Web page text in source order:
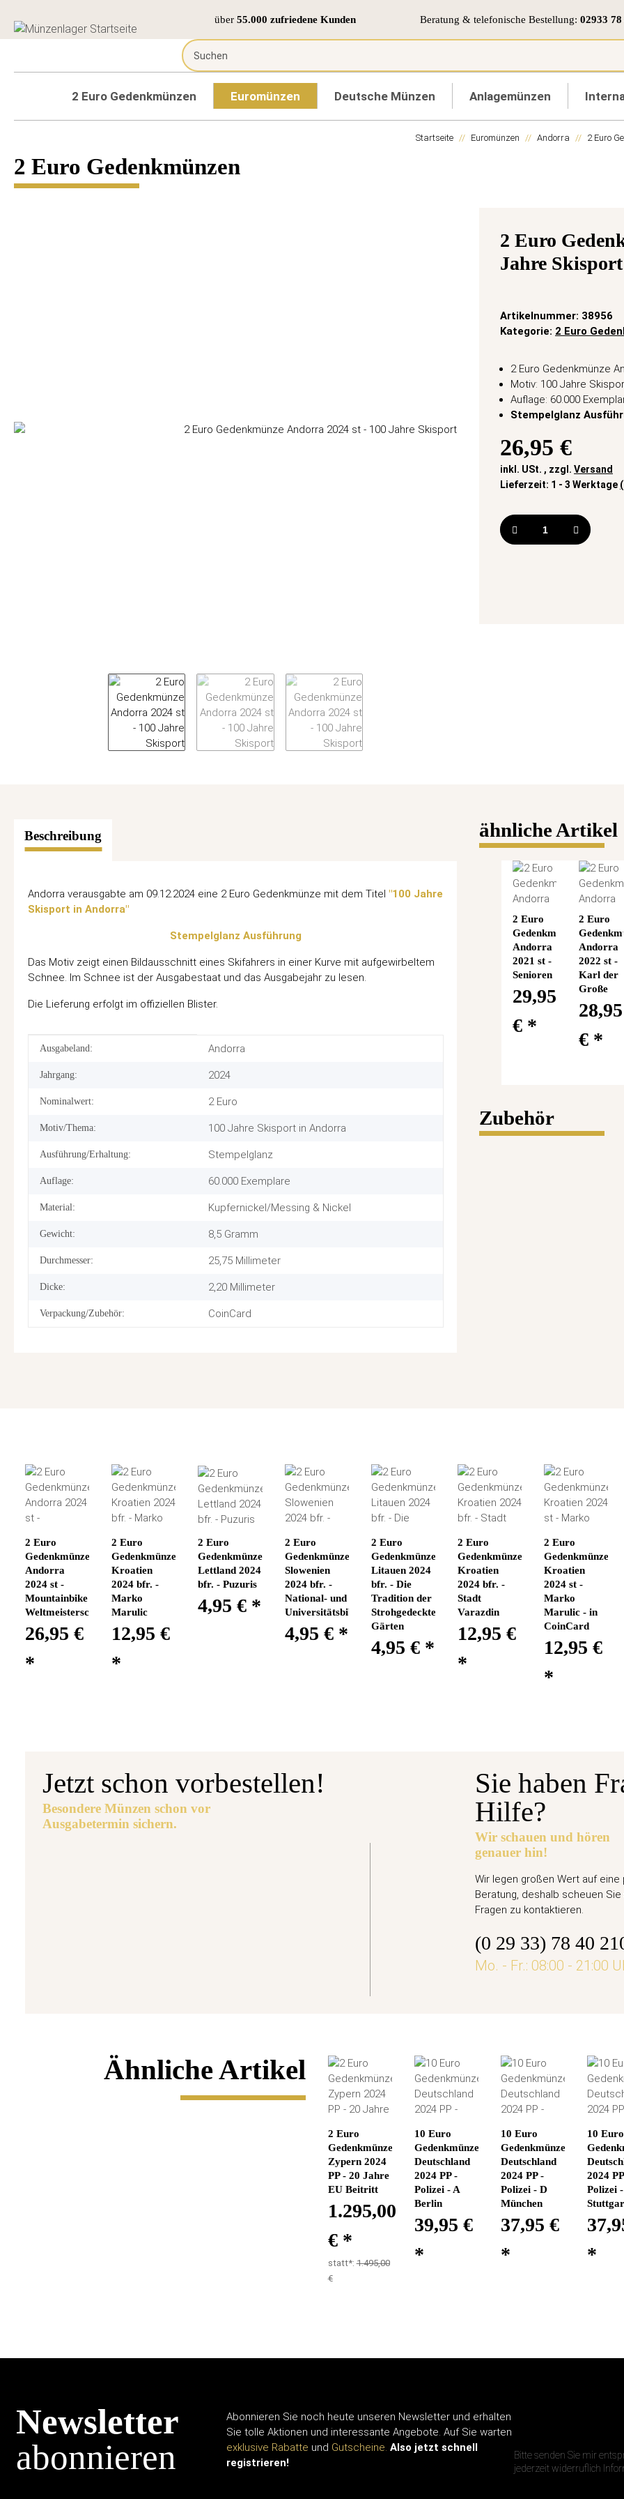
über 55.000 zufriedene Kunden Beratung & telefonische Bestellung: 02933 78
2 Euro Gedenkmünzen Euromünzen Deutsche Münzen Anlagemünzen
Startseite Euromünzen Andorra 2 Euro
2 Euro Gedenkmünzen
2 Euro
Jahre Skisport
Artikelnummer: 38956
Kategorie: 2 Euro
2 Euro Gedenkmünze
Motiv: 100 Jahre
Auflage: 60.000
Stempelglanz
26,95 €
inkl. USt. , zzgl. Versand
Lieferzeit: 1 - 3 Werktage
Beschreibung
Andorra verausgabte am 09.12.2024 eine 2 Euro Gedenkmünze mit dem Titel "100 Jahre
Skisport in Andorra"
Stempelglanz Ausführung
Das Motiv zeigt einen Bildausschnitt eines Skifahrers in einer Kurve mit aufgewirbeltem
Schnee. Im Schnee ist der Ausgabestaat und das Ausgabejahr zu lesen.
Die Lieferung erfolgt im offiziellen Blister.
Produkteigenschaft
Wert
Ausgabeland: Andorra
Jahrgang: 2024
Nominalwert: 2 Euro
Motiv/Thema: 100 Jahre Skisport in Andorra
Ausführung/Erhaltung: Stempelglanz
Auflage: 60.000 Exemplare
Material: Kupfernickel/Messing & Nickel
Gewicht: 8,5 Gramm
Durchmesser: 25,75 Millimeter
Dicke: 2,20 Millimeter
Verpackung/Zubehör: CoinCard
ähnliche Artikel
2 Euro
Gedenkmünze
Andorra
2021 st -
Senioren
29,95
€ *
2 Euro
Andorra
2022 st -
Karl der
Große
28,95
€ *
Zubehör
2 Euro
Gedenkmünze
Andorra
2024 st -
Mountainbike
Weltmeisterschaft
26,95 €
*
2 Euro
Gedenkmünze
Kroatien
2024 bfr. -
Marko
Marulic
12,95 €
*
2 Euro
Gedenkmünze
Lettland 2024
bfr. - Puzuris
4,95 € *
2 Euro
Gedenkmünze
Slowenien
2024 bfr. -
National- und
Universitätsbibliothek
4,95 € *
2 Euro
Gedenkmünze
Litauen 2024
bfr. - Die
Tradition der
Strohgedeckten
Gärten
4,95 € *
2 Euro
Gedenkmünze
Kroatien
2024 bfr. -
Stadt
Varazdin
12,95 €
*
2 Euro
Gedenkmünze
Kroatien
2024 st -
Marko
Marulic - in
CoinCard
12,95 €
*
Jetzt schon vorbestellen!
Besondere Münzen schon vor
Ausgabetermin sichern.
5 Euro Gedenkmünze Deutschland 2026 bfr. -
Sie haben
Hilfe?
Wir schauen und hören
genauer hin!
Wir legen großen Wert auf
Beratung, deshalb scheuen
Fragen zu kontaktieren.
(0 29 33) 78 40
Mo. - Fr.: 08:00 - 21:00
Ähnliche Artikel
2 Euro
Gedenkmünze
Zypern 2024
PP - 20 Jahre
EU Beitritt
1.295,00
€ *
statt*:1.495,00
€
10 Euro
Gedenkmünze
Deutschland
2024 PP -
Polizei - A
Berlin
39,95 €
*
10 Euro
Gedenkmünze
Deutschland
2024 PP -
Polizei - D
München
37,95 €
*
10 Euro
2024
Polizei
*
Newsletter
abonnieren
Abonnieren Sie noch heute unseren Newsletter und erhalten
Sie tolle Aktionen und interessante Angebote. Auf Sie warten
exklusive Rabatte und Gutscheine. Also jetzt schnell
registrieren!
Bitte senden Sie mir
jederzeit widerruflich